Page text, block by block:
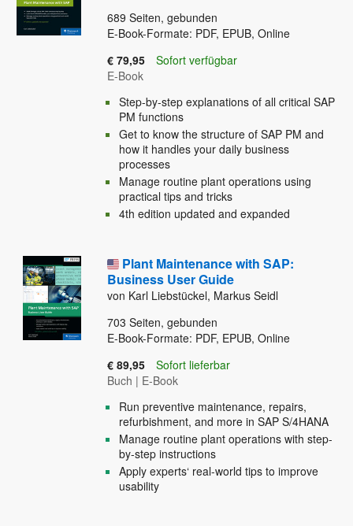
689 Seiten, gebunden
E-Book-Formate: PDF, EPUB, Online
€ 79,95
Sofort verfügbar
E-Book
Step-by-step explanations of all critical SAP
PM functions
Get to know the structure of SAP PM and
how it handles your daily business
processes
Manage routine plant operations using
practical tips and tricks
4th edition updated and expanded
Plant Maintenance with SAP:
Business User Guide
von Karl Liebstückel, Markus Seidl
703 Seiten, gebunden
E-Book-Formate: PDF, EPUB, Online
€ 89,95
Sofort lieferbar
Buch | E-Book
Run preventive maintenance, repairs,
refurbishment, and more in SAP S/4HANA
Manage routine plant operations with step-
by-step instructions
Apply experts‘ real-world tips to improve
usability